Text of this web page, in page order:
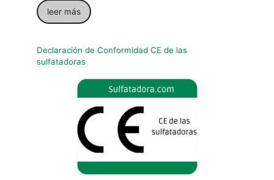
leer más
Declaración de Conformidad CE de las
sulfatadoras